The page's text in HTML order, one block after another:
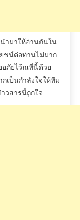
นำมาให้อ่านกันใน
ชน์ต่อท่านไม่มาก
อภัยไว้ณที่นี้ด้วย
เป็นกำลังใจให้ทีม
วสารนี้ถูกใจ